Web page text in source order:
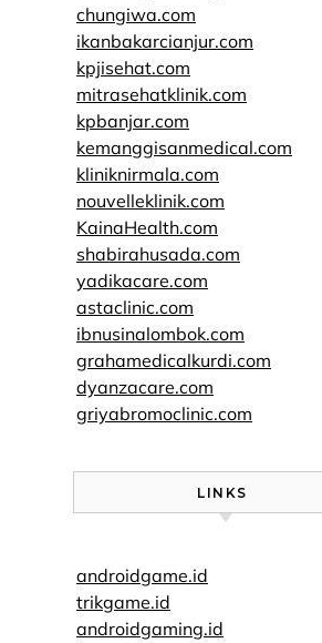
chungiwa.com
ikanbakarcianjur.com
kpjisehat.com
mitrasehatklinik.com
kpbanjar.com
kemanggisanmedical.com
kliniknirmala.com
nouvelleklinik.com
KainaHealth.com
shabirahusada.com
yadikacare.com
astaclinic.com
ibnusinalombok.com
grahamedicalkurdi.com
dyanzacare.com
griyabromoclinic.com
LINKS
androidgame.id
trikgame.id
androidgaming.id